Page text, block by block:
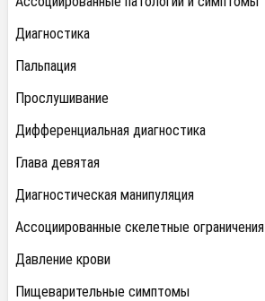
Диагностика
Пальпация
Прослушивание
Дифференциальная диагностика
Глава девятая
Диагностическая манипуляция
Ассоциированные скелетные ограничения
Давление крови
Пищеварительные симптомы